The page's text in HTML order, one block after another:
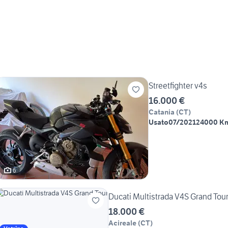
6
Streetfighter v4s
16.000 €
Catania (CT)
Usato07/202124000
Ducati Multistrada V4S Grand Tour
18.000 €
Acireale (CT)